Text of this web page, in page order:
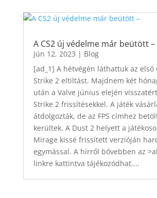
A CS2 új védelme már beütött –
jún 12, 2023 | Blog
[ad_1] A hétvégén láthattuk az első
Strike 2 eltiltást. Majdnem két
után a Valve június elején
Strike 2 frissítésekkel. A játék
átdolgozták, de az FPS címhez
kerültek. A Dust 2 helyett a
Mirage kissé frissített verzióján
egymással. A hírről bővebben az
linkre kattintva tájékozódhat....